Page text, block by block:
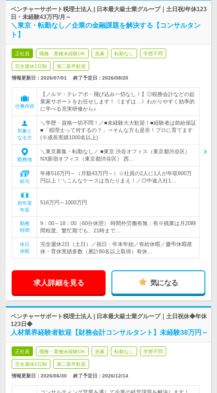
ベンチャーサポート税理士法人 | 日本最大級士業グループ｜土日祝/年休123
日・未経験43万円/月～
＼東京・転勤なし／企業の金融課題を解決する【コンサルタン
ト】
正社員 職種・業種未経験OK 急募 転勤なし 学歴不問
完全週休2日制 第二新卒歓迎
情報更新日：2026/07/01 終了予定日： 2026/08/20
仕事内容
【ノルマ・テレアポ・飛び込み一切なし！】◎税務会計などの起
業家サポートをお任せします！《まずは…》わかりやすく効率的
に学べる充実研修から♪
対象と
なる方
＼学歴・資格一切不問！／■未経験大大歓迎！■経験者は前給保証
■「税理士って何するの？」⇒そんな方も是非！プロに育てます
(※成長実績1000名以上)
勤務地
＼東京募集・転勤なし／ ■東京 渋谷オフィス（東京都渋谷区）
NX新宿オフィス（東京都渋谷区） 西…
給与
年俸516万円～（月額43万円～）☆社員の2人に1人が年収800万
円以上！＼こんなケースは当たりまえ！／◎中途入社1…
初年度
年収
516万円～1000万円
勤務
時間
9：00～18：00（60分休憩） 時間外労働有無：有※残業は月20時
間程度。繁忙期でも、21時まで…
休日
休暇
完全週休2日（土日）／祝日・年末年始／有給休暇／慶弔休暇産
休・育休実績多数（累計80名以上取得）有休…
求人詳細を見る 気になる
ベンチャーサポート税理士法人 | 日本最大級士業グループ｜土日祝休◆年休
123日◆
人材業界経験者歓迎【財務会計コンサルタント】未経験38万円～
正社員 職種・業種未経験OK 急募 転勤なし 学歴不問
完全週休2日制 第二新卒歓迎
情報更新日：2026/06/30 終了予定日： 2026/12/14